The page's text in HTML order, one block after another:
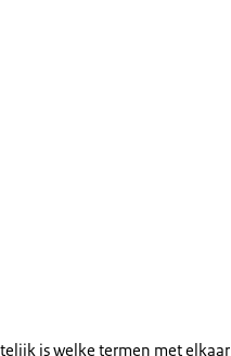
is welke termen met elkaar